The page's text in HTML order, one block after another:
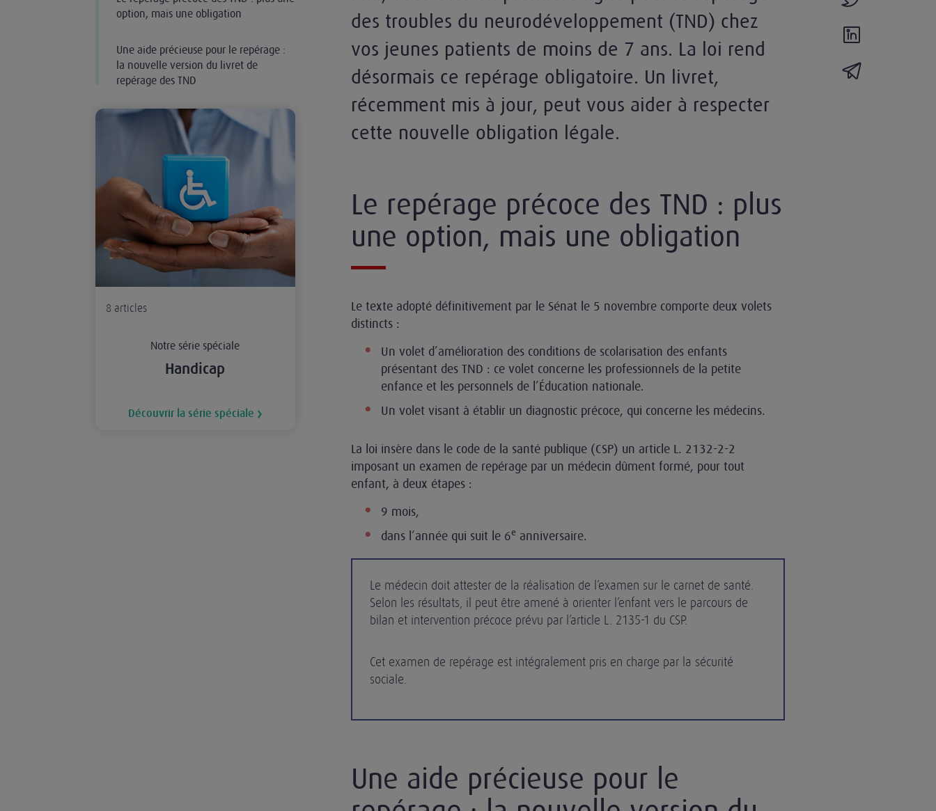
option, mais une obligation
Une aide précieuse pour le repérage :
la nouvelle version du livret de
repérage des TND
Handicap
8 articles
Notre série spéciale
Handicap
Découvrir la série spéciale
des troubles du neurodéveloppement (TND) chez
vos jeunes patients de moins de 7 ans. La loi rend
désormais ce repérage obligatoire. Un livret,
récemment mis à jour, peut vous aider à respecter
cette nouvelle obligation légale.
Le repérage précoce des TND : plus
une option, mais une obligation
Le texte adopté définitivement par le Sénat le 5 novembre comporte deux volets
distincts :
Un volet d’amélioration des conditions de scolarisation des enfants
présentant des TND : ce volet concerne les professionnels de la petite
enfance et les personnels de l’Éducation nationale.
Un volet visant à établir un diagnostic précoce, qui concerne les médecins.
La loi insère dans le code de la santé publique (CSP) un article L. 2132-2-2
imposant un examen de repérage par un médecin dûment formé, pour tout
enfant, à deux étapes :
9 mois,
dans l’année qui suit le 6eanniversaire.
Le médecin doit attester de la réalisation de l’examen sur le carnet de santé.
Selon les résultats, il peut être amené à orienter l’enfant vers le parcours de
bilan et intervention précoce prévu par l’article L. 2135-1 du CSP.
Cet examen de repérage est intégralement pris en charge par la sécurité
sociale.
Une aide précieuse pour le